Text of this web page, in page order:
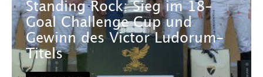
Standing Rock: Sieg im 18-
Goal Challenge Cup und
Gewinn des Victor Ludorum-
Titels